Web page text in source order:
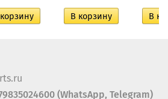
(WhatsApp, Telegram)